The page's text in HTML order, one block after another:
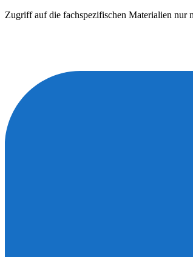
Zugriff auf die fachspezifischen Materialien nur